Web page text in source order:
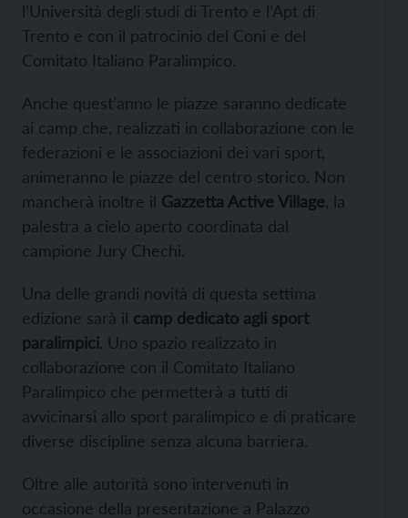
l’Università degli studi di Trento e l’Apt di
Trento e con il patrocinio del Coni e del
Comitato Italiano Paralimpico.
Anche quest’anno le piazze saranno dedicate
ai camp che, realizzati in collaborazione con le
federazioni e le associazioni dei vari sport,
animeranno le piazze del centro storico. Non
mancherà inoltre il Gazzetta Active Village , la
palestra a cielo aperto coordinata dal
campione Jury Chechi.
Una delle grandi novità di questa settima
edizione sarà il camp dedicato agli sport
paralimpici. Uno spazio realizzato in
collaborazione con il Comitato Italiano
Paralimpico che permetterà a tutti di
avvicinarsi allo sport paralimpico e di praticare
diverse discipline senza alcuna barriera.
Oltre alle autorità sono intervenuti in
occasione della presentazione a Palazzo